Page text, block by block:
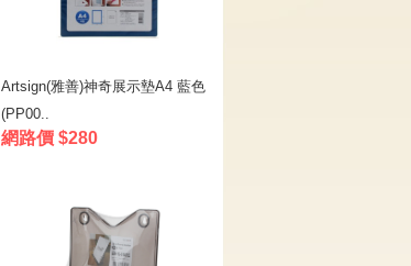
Artsign(雅善)神奇展示墊A4 藍色
(PP00..
網路價 $280